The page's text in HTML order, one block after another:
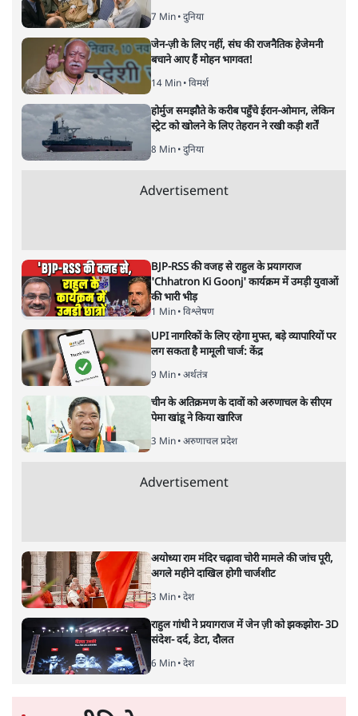
विश्लेषणात्मक और मानवीय स्वरों में से एक हैं। शिक्षा, समाज,
संस्कृति और भाषा पर उनकी दृष्टि गहरी और साफ़ है। उनकी शैली—
सरल भाषा में जटिल प्रश्नों को खोलने की—उन्हें आज के
हिंदी‑हिंदुस्तानी लेखन में एक विशिष्ट स्थान देती है।
सतीश झा की और स्टोरी पढ़ें
नतीजों पर परदे डालता घोषणा प्रधान
बजट!
अनन्त मित्तल
है? आंकड़ों, ज़मीनी हकीकत और वादों के बीच घोषणा-प्रधान बजट
केंद्रीय वित्तमंत्री निर्मला सीतारमण द्वारासंसद में प्रस्तुत साल
2026—27 का केंद्रीय बजट बीजेपी और प्रधानमंत्री नरेंद्र मोदी
द्वारा साल 2014 में जारी घोषणा पत्र की तरह वायदों का पुलिंदा
है। बजट में अधिकांश योजनाओं का साल—दो साल में तो
अर्थव्यवस्था पर कोई असर दिखता प्रतीत नहीं होता। इसकी वजह
दुर्लभ खनिज गलियारे से लेकर नए जलमार्गों के विकास तक
होना है। इसी तरह रोजगार संवर्धन के दावे वाली पर्यटन सुविधाओं